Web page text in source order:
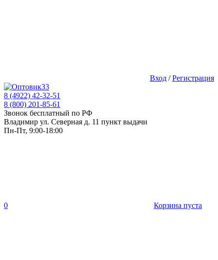
Вход /Регистрация
8 (4922) 42-32-51
8 (800) 201-85-61
Звонок бесплатный по РФ
Владимир ул. Северная д. 11 пункт выдачи
Пн-Пт, 9:00-18:00
0 Корзина пуста